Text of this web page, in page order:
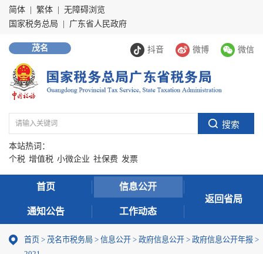
简体 繁体
无障碍浏览
国家税务总局
广东省人民政府
抖音 微博 微信
茂名
本站热词：
个税 增值税 小微企业 社保费 发票
首页 信息公开
通知公告 工作动态
返回省局
首页 > 茂名市税务局 > 信息公开 > 政府信息公开 > 政府信息公开年报 >